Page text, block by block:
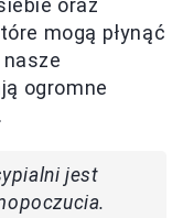
oraz
mogą płynąć
ogromne
jest